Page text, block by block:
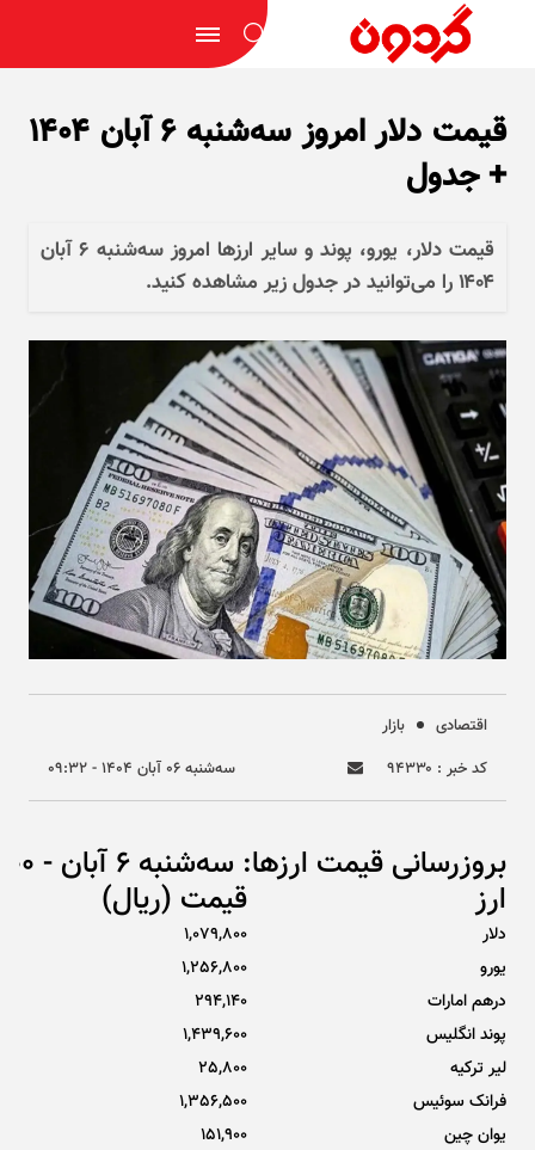
قیمت دلار امروز سه‌شنبه ۶ آبان ۱۴۰۴
+ جدول
قیمت دلار، یورو، پوند و سایر ارز‌ها امروز سه‌شنبه ۶ آبان
۱۴۰۴ را می‌توانید در جدول زیر مشاهده کنید.
اقتصادی
بازار
کد خبر : ۹۴۳۳۰
سه‌شنبه ۰۶ آبان ۱۴۰۴ - ۰۹:۳۲
بروزرسانی قیمت ارزها: سه‌شنبه 6 آبان - 08:00
ارز قیمت (ریال)
دلار
1,079,800
یورو
1,256,800
درهم امارات
294,140
پوند انگلیس
1,439,600
لیر ترکیه
25,800
فرانک سوئیس
1,356,500
یوان چین
151,900